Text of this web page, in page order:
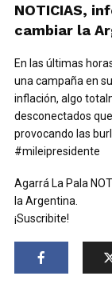
NOTICIAS,
cambiar la
En las últimas
una campaña en
inflación, algo
desconectados
provocando las
#mileipresidente
Agarrá La Pala
la Argentina.
¡Suscribite!